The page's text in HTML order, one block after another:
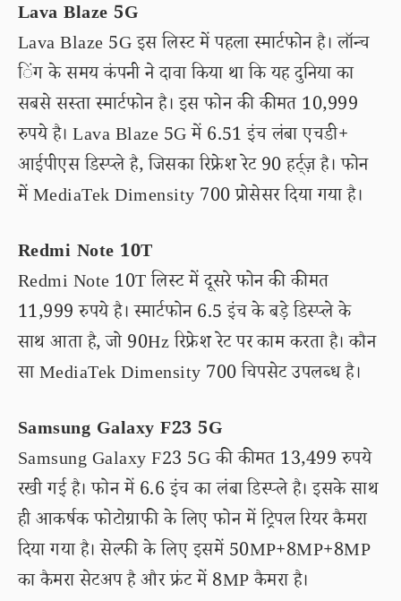
Lava Blaze 5G
Lava Blaze 5G इस लिस्ट में पहला स्मार्टफोन है। लॉन्च
िंग के समय कंपनी ने दावा किया था कि यह दुनिया का
सबसे सस्ता स्मार्टफोन है। इस फोन की कीमत 10,999
रुपये है। Lava Blaze 5G में 6.51 इंच लंबा एचडी+
आईपीएस डिस्प्ले है, जिसका रिफ्रेश रेट 90 हर्ट्ज़ है। फोन
में MediaTek Dimensity 700 प्रोसेसर दिया गया है।
Redmi Note 10T
Redmi Note 10T लिस्ट में दूसरे फोन की कीमत
11,999 रुपये है। स्मार्टफोन 6.5 इंच के बड़े डिस्प्ले के
साथ आता है, जो 90Hz रिफ्रेश रेट पर काम करता है। कौन
सा MediaTek Dimensity 700 चिपसेट उपलब्ध है।
Samsung Galaxy F23 5G
Samsung Galaxy F23 5G की कीमत 13,499 रुपये
रखी गई है। फोन में 6.6 इंच का लंबा डिस्प्ले है। इसके साथ
ही आकर्षक फोटोग्राफी के लिए फोन में ट्रिपल रियर कैमरा
दिया गया है। सेल्फी के लिए इसमें 50MP+8MP+8MP
का कैमरा सेटअप है और फ्रंट में 8MP कैमरा है।